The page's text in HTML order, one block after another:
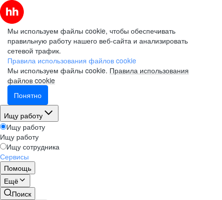
Мы используем файлы cookie, чтобы обеспечивать
правильную работу нашего веб-сайта и анализировать
сетевой трафик.
Правила использования файлов cookie
Мы используем файлы cookie. Правила использования
файлов cookie
Понятно
Ищу работу
Ищу работу
Ищу работу
Ищу сотрудника
Сервисы
Помощь
Ещё
Поиск